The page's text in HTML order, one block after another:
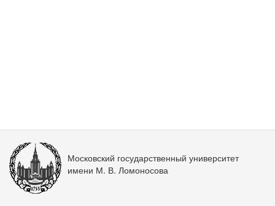
Московский государственный университет
имени М. В. Ломоносова